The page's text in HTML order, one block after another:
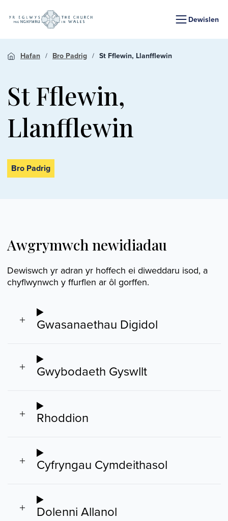
Dewislen
Hafan Bro Padrig St Fflewin, Llanfflewin
St Fflewin,
Llanfflewin
Bro Padrig
Awgrymwch newidiadau
Dewiswch yr adran yr hoffech ei diweddaru isod, a
chyflwynwch y ffurflen ar ôl gorffen.
Gwasanaethau Digidol
Gwybodaeth Gyswllt
Rhoddion
Cyfryngau Cymdeithasol
Dolenni Allanol